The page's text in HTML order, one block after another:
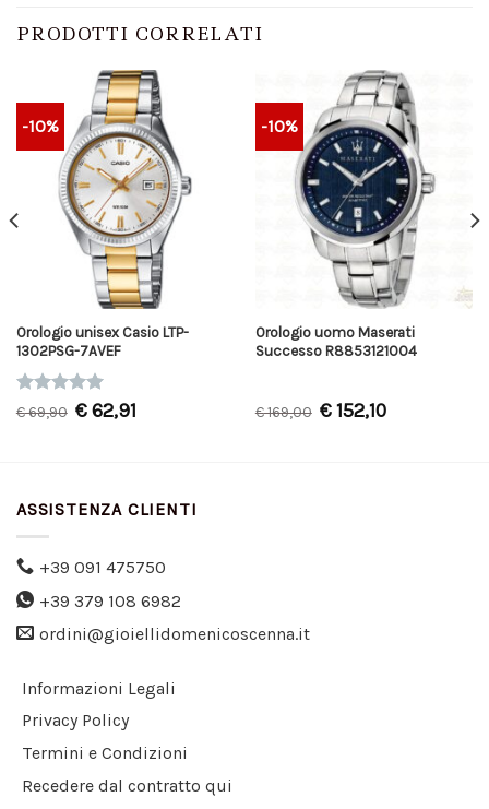
PRODOTTI CORRELATI
-10%
Orologio unisex Casio LTP-
1302PSG-7AVEF
Valutato
su 5
€69,90 €62,91
-10%
Orologio uomo Maserati
Successo R8853121004
€169,00 €152,10
ASSISTENZA CLIENTI
+39 091 475750
+39 379 108 6982
ordini@gioiellidomenicoscenna.it
Informazioni Legali
Privacy Policy
Termini e Condizioni
Recedere dal contratto qui